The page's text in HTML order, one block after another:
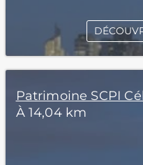
Patrimoine SCPI
À 14,04 km